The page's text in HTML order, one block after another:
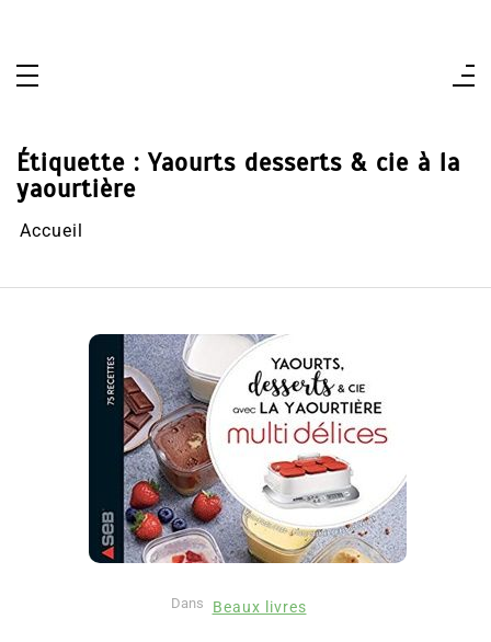
Étiquette : Yaourts desserts & cie à la
yaourtière
Accueil
Dans Beaux livres